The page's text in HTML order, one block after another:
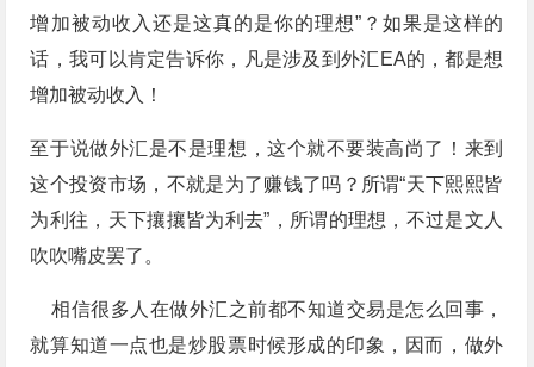
增加被动收入还是这真的是你的理想”？如果是这样的
话，我可以肯定告诉你，凡是涉及到外汇EA的，都是想
增加被动收入！
至于说做外汇是不是理想，这个就不要装高尚了！来到
这个投资市场，不就是为了赚钱了吗？所谓“天下熙熙皆
为利往，天下攘攘皆为利去”，所谓的理想，不过是文人
吹吹嘴皮罢了。
相信很多人在做外汇之前都不知道交易是怎么回事，
就算知道一点也是炒股票时候形成的印象，因而，做外